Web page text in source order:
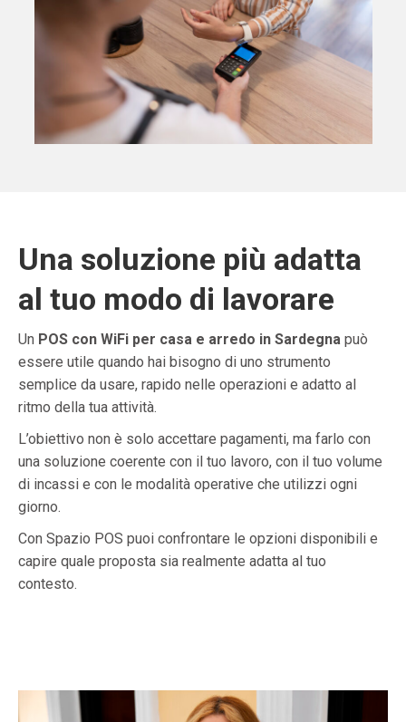
Una soluzione più adatta
al tuo modo di lavorare
Un POS con WiFi per casa e arredo in Sardegna può
essere utile quando hai bisogno di uno strumento
semplice da usare, rapido nelle operazioni e adatto al
ritmo della tua attività.
L’obiettivo non è solo accettare pagamenti, ma farlo con
una soluzione coerente con il tuo lavoro, con il tuo volume
di incassi e con le modalità operative che utilizzi ogni
giorno.
Con Spazio POS puoi confrontare le opzioni disponibili e
capire quale proposta sia realmente adatta al tuo
contesto.